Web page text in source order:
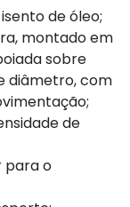
de óleo;
montado em
sobre
diâmetro, com
de
para o